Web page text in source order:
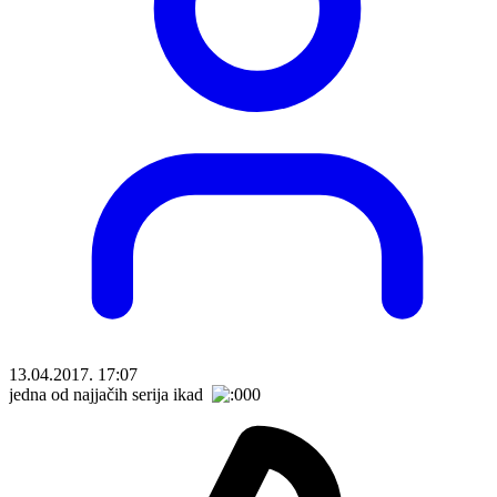
13.04.2017. 17:07
jedna od najjačih serija ikad